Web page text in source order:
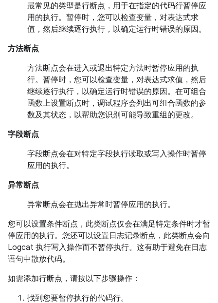
最常见的类型是行断点，用于在指定的代码行暂停应
用的执行。暂停时，您可以检查变量，对表达式求
值，然后继续逐行执行，以确定运行时错误的原因。
方法断点
方法断点会在进入或退出特定方法时暂停应用的执
行。暂停时，您可以检查变量，对表达式求值，然后
继续逐行执行，以确定运行时错误的原因。在可组合
函数上设置断点时，调试程序会列出可组合函数的参
数及其状态，以帮助您识别可能导致重组的更改。
字段断点
字段断点会在对特定字段执行读取或写入操作时暂停
应用的执行。
异常断点
异常断点会在抛出异常时暂停应用的执行。
您可以设置条件断点，此类断点仅会在满足特定条件时才暂
停应用的执行。您还可以设置日志记录断点，此类断点会向
Logcat 执行写入操作而不暂停执行。这有助于避免在日志
语句中散放代码。
如需添加行断点，请按以下步骤操作：
找到您要暂停执行的代码行。